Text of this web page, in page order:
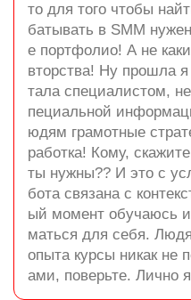
то для того чтобы
батывать в SMM
е портфолио! А не
вторства! Ну прошла
тала специалистом,
пециальной
юдям грамотные
работка! Кому,
ты нужны?? И это с
бота связана с
ый момент обучаюсь
маться для себя.
опыта курсы никак не
ами, поверьте. Лично